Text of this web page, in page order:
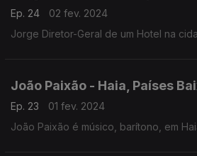
Ep. 24
02 fev. 2024
Jorge Diretor-Geral de um Hotel na
João Paixão - Haia, Países
Ep. 23
01 fev. 2024
João Paixão é músico, barítono, em